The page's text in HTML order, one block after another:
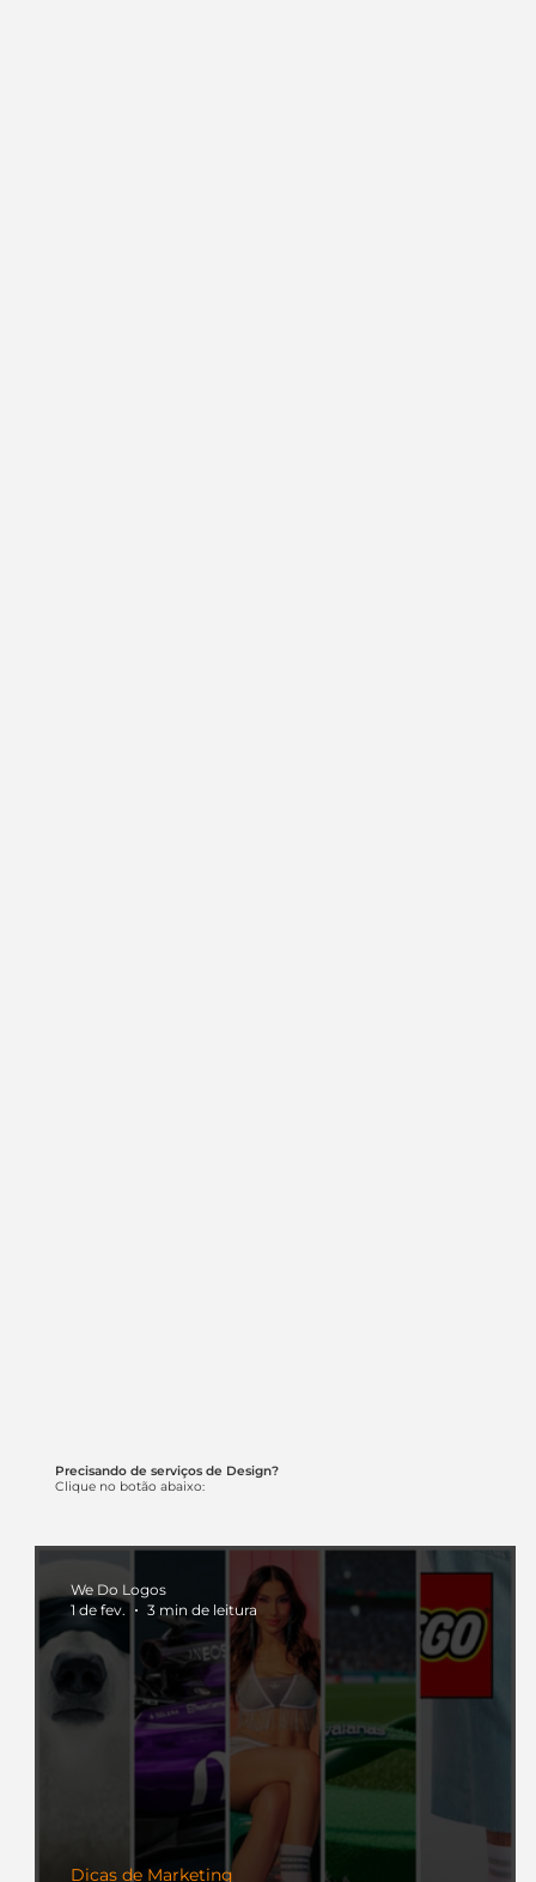
Precisando de serviços de Design?
Clique no botão abaixo:
Dicas de Marketing
We Do Logos
1 de fev.
3 min de leitura